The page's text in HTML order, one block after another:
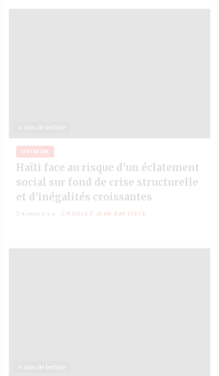
4 min de lecture
OPINION
Haïti face au risque d’un éclatement
social sur fond de crise structurelle
et d’inégalités croissantes
4 mois il y a RODLET JEAN BAPTISTE
4 min de lecture